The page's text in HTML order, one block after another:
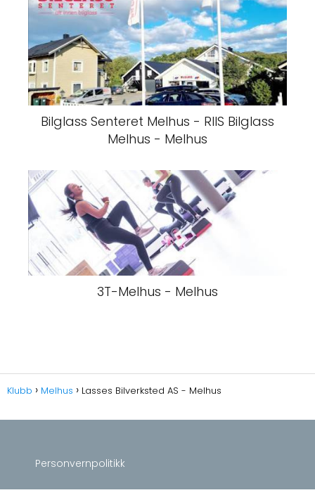
Bilglass Senteret Melhus - RIIS Bilglass
Melhus - Melhus
3T-Melhus - Melhus
Klubb Melhus Lasses Bilverksted AS - Melhus
Personvernpolitikk